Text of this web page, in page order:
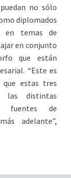
no sólo
diplomados
en temas de
en conjunto
que están
“Este es
estas tres
las distintas
fuentes de
adelante”,